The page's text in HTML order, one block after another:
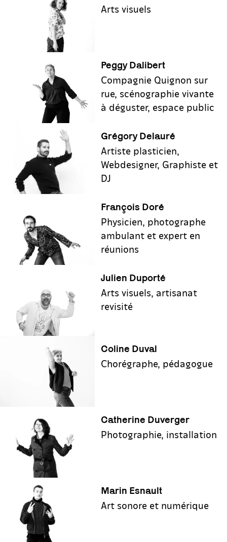
Arts visuels
Peggy Dalibert
Compagnie Quignon sur
rue, scénographie vivante
à déguster, espace public
Grégory Delauré
Artiste plasticien,
Webdesigner, Graphiste et
DJ
François Doré
Physicien, photographe
ambulant et expert en
réunions
Julien Duporté
Arts visuels, artisanat
revisité
Coline Duval
Chorégraphe, pédagogue
Catherine Duverger
Photographie, installation
Marin Esnault
Art sonore et numérique